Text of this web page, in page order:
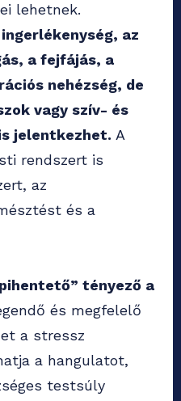
lehetnek.
az
a fejfájás, a
nehézség, de
vagy szív- és
jelentkezhet. A
rendszert is
az
és a
tényező a
és megfelelő
a stressz
a hangulatot,
testsúly